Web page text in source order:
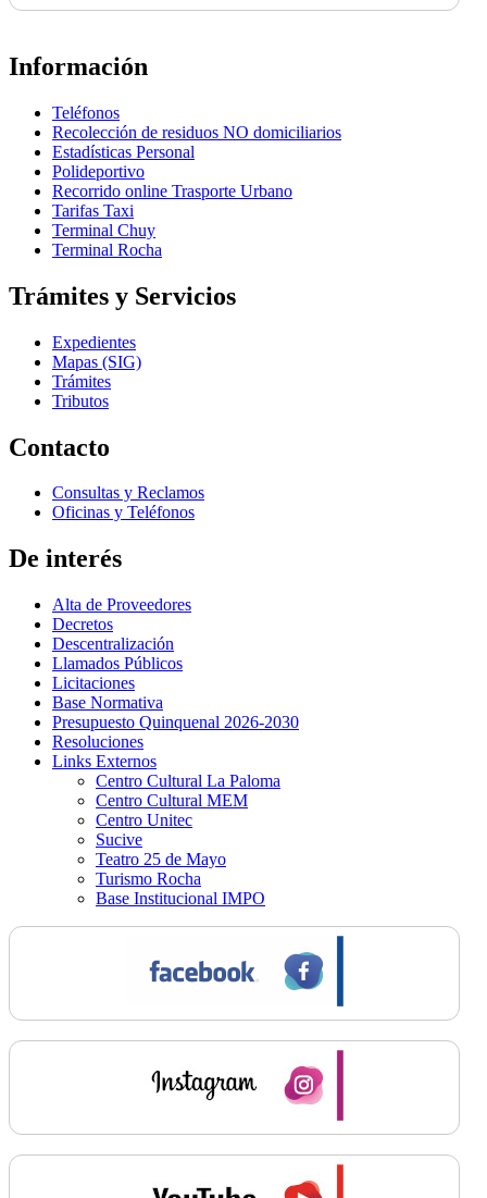
Información
Teléfonos
Recolección de residuos NO domiciliarios
Estadísticas Personal
Polideportivo
Recorrido online Trasporte Urbano
Tarifas Taxi
Terminal Chuy
Terminal Rocha
Trámites y Servicios
Expedientes
Mapas (SIG)
Trámites
Tributos
Contacto
Consultas y Reclamos
Oficinas y Teléfonos
De interés
Alta de Proveedores
Decretos
Descentralización
Llamados Públicos
Licitaciones
Base Normativa
Presupuesto Quinquenal 2026-2030
Resoluciones
Links Externos
Centro Cultural La Paloma
Centro Cultural MEM
Centro Unitec
Sucive
Teatro 25 de Mayo
Turismo Rocha
Base Institucional IMPO